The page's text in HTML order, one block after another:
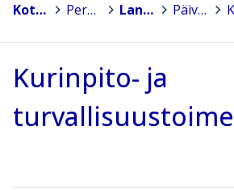
Kotka Peruskoulut > Langinkosken koulu > Päivittäinen koulunkäynti >
Kurinpito- ja